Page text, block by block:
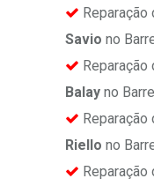
Reparação
Savio no
Reparação
Balay no
Reparação
Riello no
Reparação